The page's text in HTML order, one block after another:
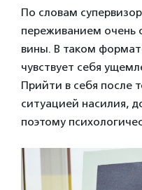
По словам
переживанием очень
вины. В таком
чувствует себя
Прийти в себя после
ситуацией насилия,
поэтому